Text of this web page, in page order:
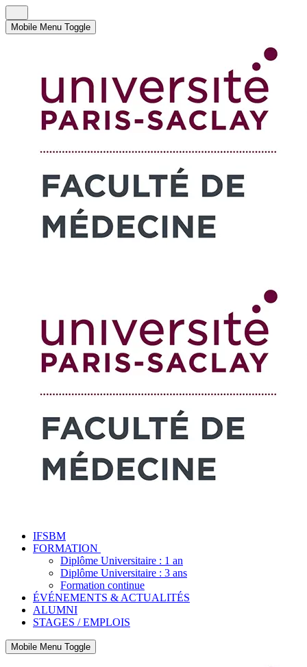
Mobile Menu Toggle
IFSBM
FORMATION
Diplôme Universitaire : 1 an
Diplôme Universitaire : 3 ans
Formation continue
ÉVÉNEMENTS & ACTUALITÉS
ALUMNI
STAGES / EMPLOIS
Mobile Menu Toggle